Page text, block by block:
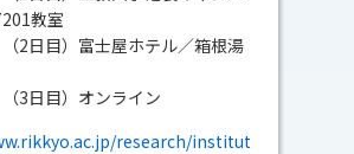
教室
）富士屋ホテル／箱根湯
）オンライン
research/institut